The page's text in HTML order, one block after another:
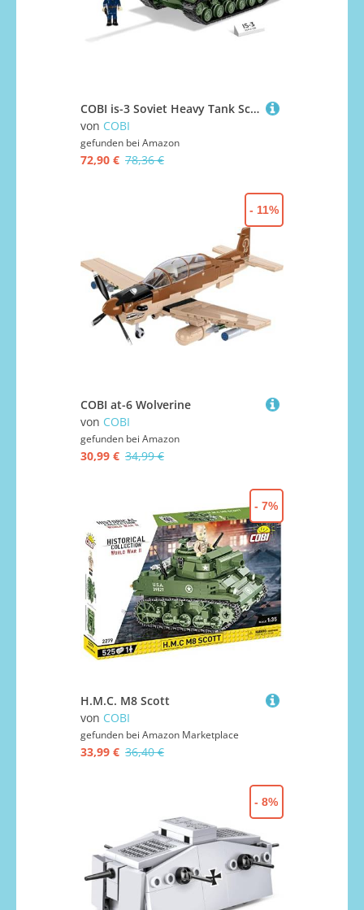
COBI is-3 Soviet Heavy Tank Scale 1:28 1170 pcs / 1 fig
von COBI
gefunden bei Amazon
72,90 € 78,36 €
COBI at-6 Wolverine
von COBI
gefunden bei Amazon
30,99 € 34,99 €
- 11%
H.M.C. M8 Scott
von COBI
gefunden bei Amazon Marketplace
33,99 € 36,40 €
- 7%
- 8%